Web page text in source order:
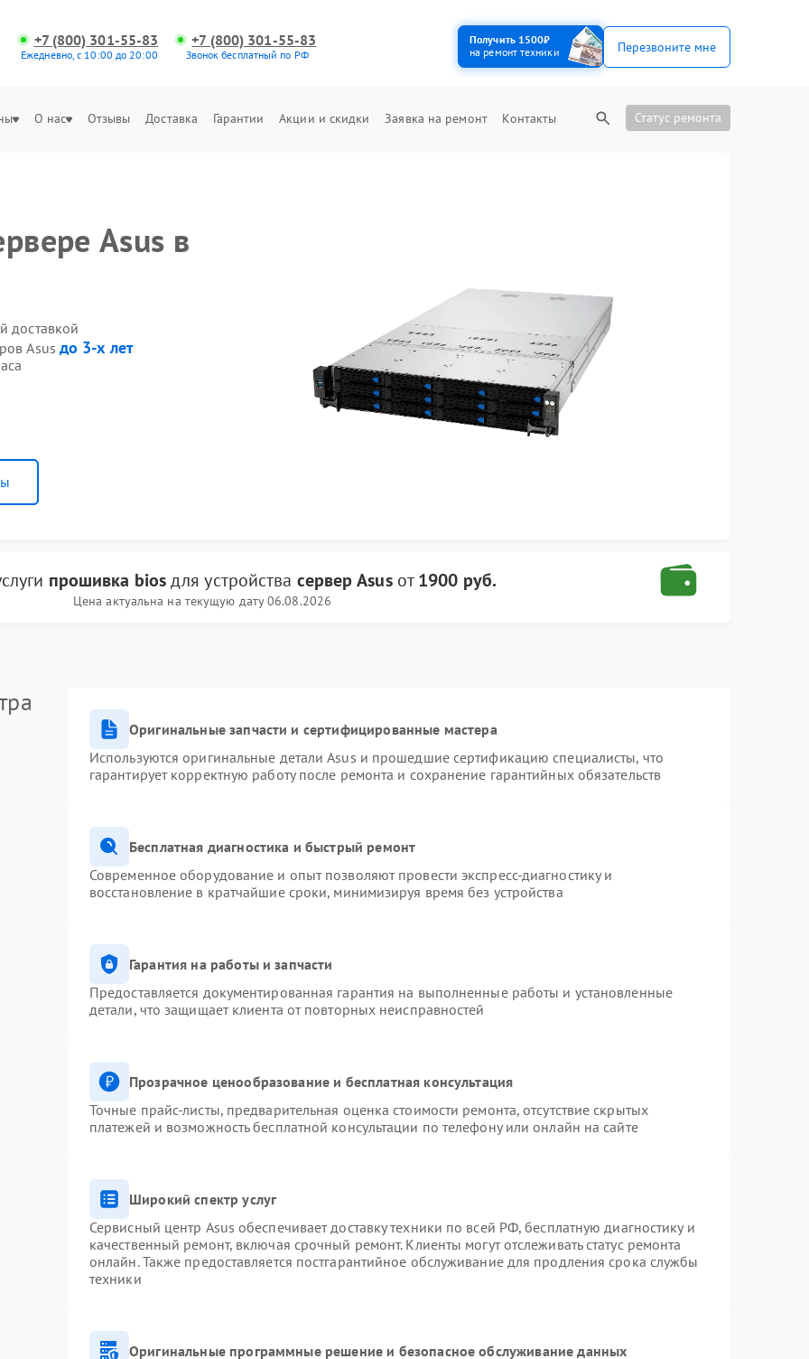
+7 (800) 301-55-83
Ежедневно, с 10:00 до 20:00
+7 (800) 301-55-83
Звонок бесплатный по РФ
Получить 1500₽
на ремонт техники
Перезвоните мне
О нас Отзывы Доставка Гарантии Акции и скидки Заявка на ремонт Контакты Статус ремонта
Asus в
доставкой
Asus до 3-х лет
прошивка biosдля устройства сервер Asusот1900 руб.
Цена актуальна на текущую дату 06.08.2026
Оригинальные запчасти и сертифицированные мастера
Используются оригинальные детали Asus и прошедшие сертификацию специалисты, что
гарантирует корректную работу после ремонта и сохранение гарантийных обязательств
Бесплатная диагностика и быстрый ремонт
Современное оборудование и опыт позволяют провести экспресс-диагностику и
восстановление в кратчайшие сроки, минимизируя время без устройства
Гарантия на работы и запчасти
Предоставляется документированная гарантия на выполненные работы и установленные
детали, что защищает клиента от повторных неисправностей
Прозрачное ценообразование и бесплатная консультация
Точные прайс-листы, предварительная оценка стоимости ремонта, отсутствие скрытых
платежей и возможность бесплатной консультации по телефону или онлайн на сайте
Широкий спектр услуг
Сервисный центр Asus обеспечивает доставку техники по всей РФ, бесплатную диагностику и
качественный ремонт, включая срочный ремонт. Клиенты могут отслеживать статус ремонта
онлайн. Также предоставляется постгарантийное обслуживание для продления срока службы
техники
Оригинальные программные решение и безопасное обслуживание данных